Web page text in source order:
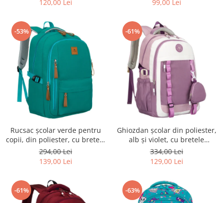
120,00 Lei 99,00 Lei
-53%
Rucsac școlar verde pentru
copii, din poliester, cu bretele
reglabile - Peterson PTR-PTN
BHX-01-9259 Gree
294,00 Lei
139,00 Lei
-61%
Ghiozdan școlar din poliester,
alb și violet, cu bretele
reglabile - Peterson PTR-PTN
8603-1303 PURPLE
334,00 Lei
129,00 Lei
-61% -63%